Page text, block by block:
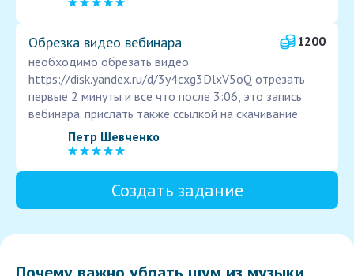
Обрезка видео вебинара
1200
необходимо обрезать видео
https://disk.yandex.ru/d/3y4cxg3DlxV5oQ отрезать
первые 2 минуты и все что после 3:06, это запись
вебинара. прислать также ссылкой на скачивание
Петр Шевченко
Создать задание